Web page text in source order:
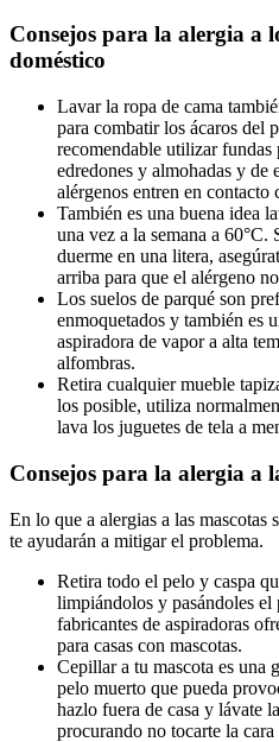
Consejos para la alergia a
doméstico
Lavar la ropa de cama
para combatir los ácaros del
recomendable utilizar fundas
edredones y almohadas y de
alérgenos entren en contacto
También es una buena idea
una vez a la semana a
duerme en una litera,
arriba para que el alérgeno
Los suelos de parqué son
enmoquetados y también es
aspiradora de vapor a alta
alfombras.
Retira cualquier mueble
los posible, utiliza
lava los juguetes de tela a
Consejos para la alergia a
En lo que a alergias a las mascotas
te ayudarán a mitigar el problema.
Retira todo el pelo y caspa
limpiándolos y pasándoles
fabricantes de aspiradoras
para casas con mascotas.
Cepillar a tu mascota es una
pelo muerto que pueda
hazlo fuera de casa y lávate
procurando no tocarte la